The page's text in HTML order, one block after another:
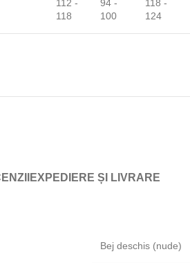
112 -
118
94 -
100
118 -
124
EXPEDIERE ȘI LIVRARE
Bej deschis (nude)